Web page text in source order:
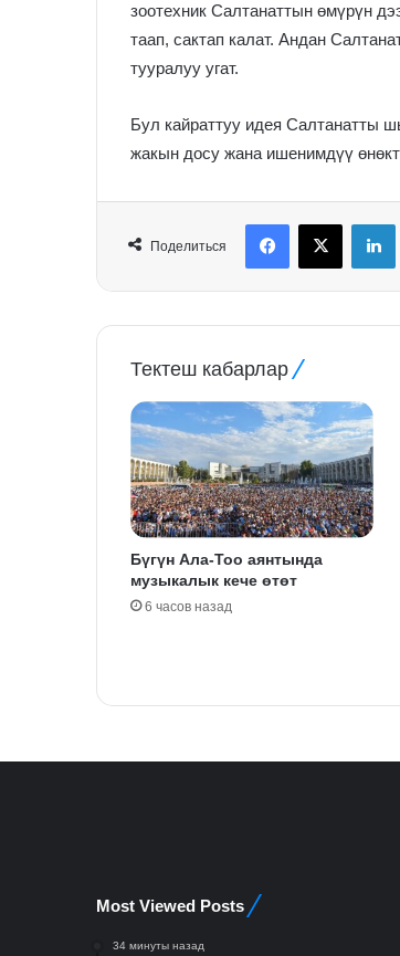
зоотехник Салтанаттын өмүрүн
таап, сактап калат. Андан
тууралуу угат.
Бул кайраттуу идея Салтанатты
жакын досу жана ишенимдүү
Поделиться
FacebookX
Тектеш кабарлар
Бүгүн Ала-Тоо аянтында
музыкалык кече өтөт
6 часов назад
Most Viewed Posts
34 минуты назад